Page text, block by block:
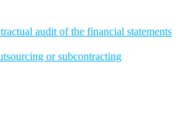
audit of the financial statements
or subcontracting